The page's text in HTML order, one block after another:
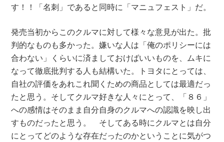
す！！「名刺」であると同時に「マニュフェスト」だ。
発売当初からこのクルマに対して様々な意見が出た。批
判的なものも多かった。嫌いな人は「俺のポリシーには
合わない」くらいに済ましておけばいいものを、ムキに
なって徹底批判する人も結構いた。トヨタにとっては、
自社の評価をあれこれ聞くための商品としては最適だっ
たと思う。そしてクルマ好きな人々にとって、「８６」
への感情はそのまま自分自身のクルマへの認識を映し出
すものだったと思う。 そしてある時にクルマとは自分
にとってどのような存在だったのかということに気がつ